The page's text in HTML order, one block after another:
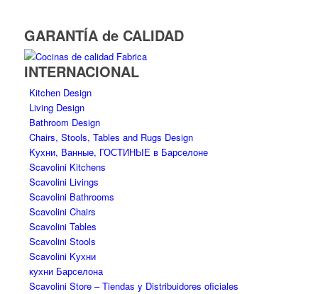
GARANTÍA de CALIDAD
INTERNACIONAL
Kitchen Design
Living Design
Bathroom Design
Chairs, Stools, Tables and Rugs Design
Kухни, Ванные, ГОСТИНЫЕ в Барселоне
Scavolini Kitchens
Scavolini Livings
Scavolini Bathrooms
Scavolini Chairs
Scavolini Tables
Scavolini Stools
Scavolini Kухни
кухни Барселона
Scavolini Store – Tiendas y Distribuidores oficiales